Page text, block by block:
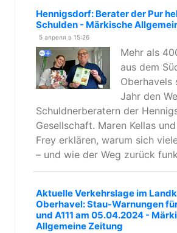
Hennigsdorf: Berater der Pur
Schulden - Märkische
5 апреля в 15:26
Mehr als
aus dem
Oberhavels
Jahr den
Schuldnerberatern der
Gesellschaft. Maren Kellas
Frey erklären, warum sich
– und wie der Weg zurück
Aktuelle Verkehrslage im
Oberhavel: Stau-Warnungen
und A111 am 05.04.2024 -
Allgemeine Zeitung